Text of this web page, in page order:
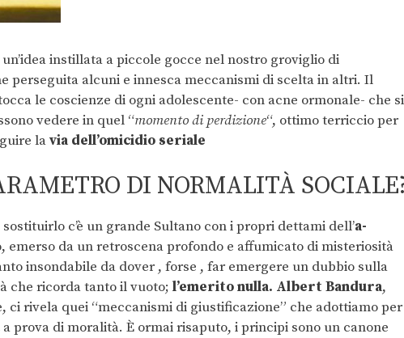
instillata a piccole gocce nel nostro groviglio di
perseguita alcuni e innesca meccanismi di scelta in altri. Il
le coscienze di ogni adolescente- con acne ormonale- che si
vedere in quel “momento di perdizione“, ottimo terriccio per
lavia dell’omicidio seriale
DI NORMALITÀ
sostituirlo c’è un grande Sultano con i propri dettami dell’a-
emerso da un retroscena profondo e affumicato di misteriosità
insondabile da dover , forse , far emergere un dubbio sulla
che ricorda tanto il vuoto; l’emerito nulla. Albert Bandura,
rivela quei “meccanismi di giustificazione” che adottiamo per
a prova di moralità. È ormai risaputo, i principi sono un canone